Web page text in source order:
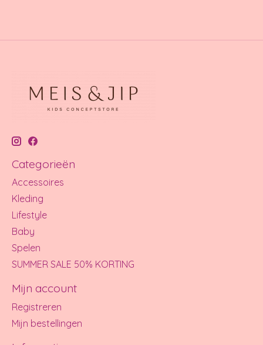
Categorieën
Accessoires
Kleding
Lifestyle
Baby
Spelen
SUMMER SALE 50% KORTING
Mijn account
Registreren
Mijn bestellingen